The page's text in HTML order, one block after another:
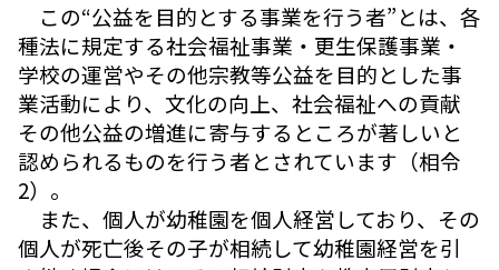
この“公益を目的とする事業を行う者”とは、各
種法に規定する社会福祉事業・更生保護事業・
学校の運営やその他宗教等公益を目的とした事
業活動により、文化の向上、社会福祉への貢献
その他公益の増進に寄与するところが著しいと
認められるものを行う者とされています（相令
2）。
また、個人が幼稚園を個人経営しており、その
個人が死亡後その子が相続して幼稚園経営を引